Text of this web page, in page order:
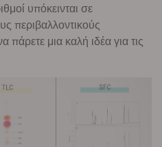
υπόκεινται σε
περιβαλλοντικούς
πάρετε μια καλή ιδέα για τις